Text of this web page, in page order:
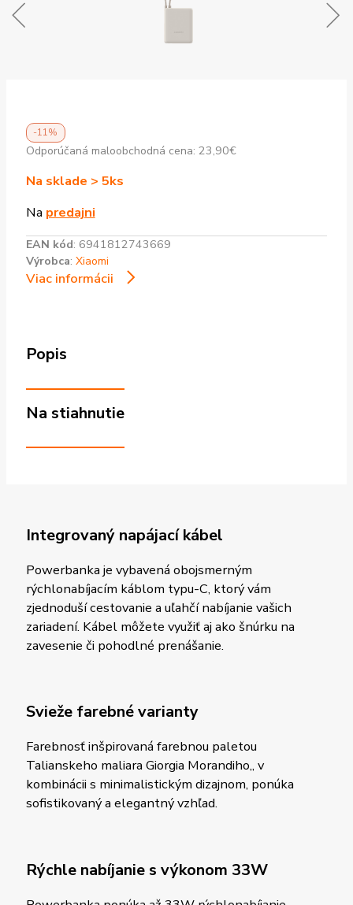
-11%
Odporúčaná maloobchodná cena: 23,90€
Na sklade > 5ks
Na predajni
EAN kód: 6941812743669
Výrobca: Xiaomi
Viac informácii
Popis
Na stiahnutie
Integrovaný napájací kábel
Powerbanka je vybavená obojsmerným
rýchlonabíjacím káblom typu-C, ktorý vám
zjednoduší cestovanie a uľahčí nabíjanie vašich
zariadení. Kábel môžete využiť aj ako šnúrku na
zavesenie či pohodlné prenášanie.
Svieže farebné varianty
Farebnosť inšpirovaná farebnou paletou
Talianskeho maliara Giorgia Morandiho,, v
kombinácii s minimalistickým dizajnom, ponúka
sofistikovaný a elegantný vzhľad.
Rýchle nabíjanie s výkonom 33W